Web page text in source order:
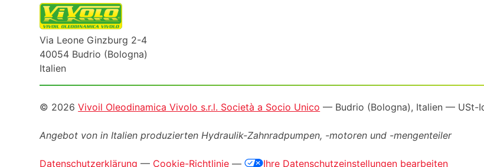
Via Leone Ginzburg 2-4
40054 Budrio (Bologna)
Italien
Informazioni
legali
© 2026Vivoil Oleodinamica Vivolo s.r.l. Società a Socio Unico — Budrio (Bologna), Italien — USt-
Angebot von in Italien produzierten Hydraulik-Zahnradpumpen, -motoren und -mengenteiler
Datenschutzerklärung — Cookie-Richtlinie — Ihre Datenschutzeinstellungen bearbeiten